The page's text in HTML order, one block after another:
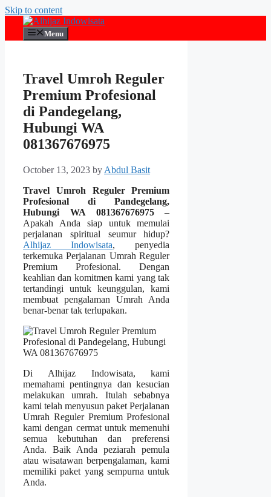
Skip to content
Menu
Travel Umroh Reguler
Premium Profesional
di Pandegelang,
Hubungi WA
081367676975
October 13, 2023 by Abdul Basit
Travel Umroh Reguler Premium
Profesional di Pandegelang,
Hubungi WA 081367676975–
Apakah Anda siap untuk memulai
perjalanan spiritual seumur hidup?
Alhijaz Indowisata, penyedia
terkemuka Perjalanan Umrah Reguler
Premium Profesional. Dengan
keahlian dan komitmen kami yang tak
tertandingi untuk keunggulan, kami
membuat pengalaman Umrah Anda
benar-benar tak terlupakan.
Di Alhijaz Indowisata, kami
memahami pentingnya dan kesucian
melakukan umrah. Itulah sebabnya
kami telah menyusun paket Perjalanan
Umrah Reguler Premium Profesional
kami dengan cermat untuk memenuhi
semua kebutuhan dan preferensi
Anda. Baik Anda peziarah pemula
atau wisatawan berpengalaman, kami
memiliki paket yang sempurna untuk
Anda.